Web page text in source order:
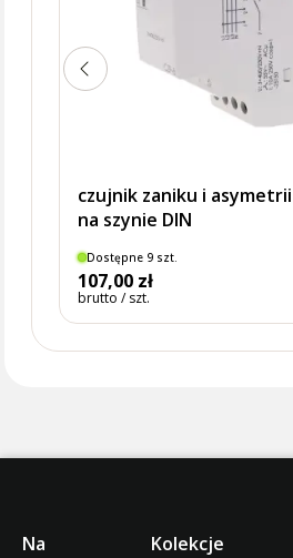
czujnik zaniku i
na szynie DIN
Dostępne 9 szt.
107,00 zł
brutto / szt.
Na
Kolekcje